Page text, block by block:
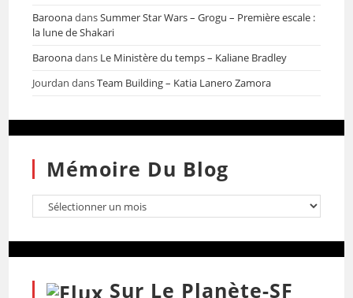
BaroonadansSummer Star Wars – Grogu – Première escale :
la lune de Shakari
Baroonadans Le Ministère du temps – Kaliane Bradley
Jourdan dansTeam Building – Katia Lanero Zamora
Mémoire Du Blog
Sur Le Planète-SF